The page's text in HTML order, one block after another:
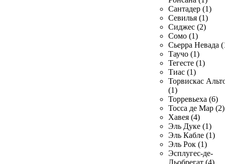
Сантадер (1)
Севилья (1)
Сиджес (2)
Сомо (1)
Сьерра Невада
Таучо (1)
Тегесте (1)
Тиас (1)
Торвискас
(1)
Торревьеха (6)
Тосса де Мар (2)
Хавея (4)
Эль Дуке (1)
Эль Кабле (1)
Эль Рок (1)
Эсплугес-де-
Льобрегат (4)